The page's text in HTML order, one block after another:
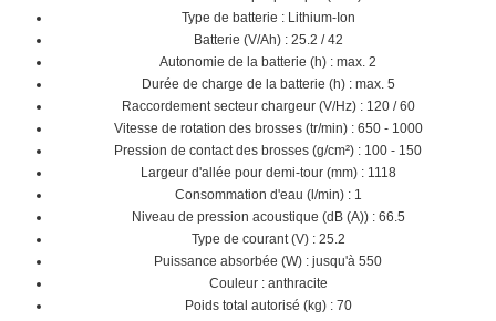
Type de batterie : Lithium-Ion
Batterie (V/Ah) : 25.2 / 42
Autonomie de la batterie (h) : max. 2
Durée de charge de la batterie (h) : max. 5
Raccordement secteur chargeur (V/Hz) : 120 / 60
Vitesse de rotation des brosses (tr/min) : 650 - 1000
Pression de contact des brosses (g/cm²) : 100 - 150
Largeur d'allée pour demi-tour (mm) : 1118
Consommation d'eau (l/min) : 1
Niveau de pression acoustique (dB (A)) : 66.5
Type de courant (V) : 25.2
Puissance absorbée (W) : jusqu'à 550
Couleur : anthracite
Poids total autorisé (kg) : 70